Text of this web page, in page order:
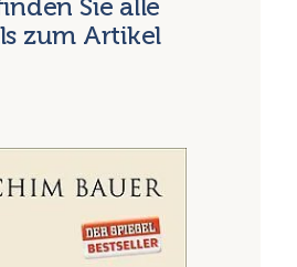
Sie alle
zum Artikel